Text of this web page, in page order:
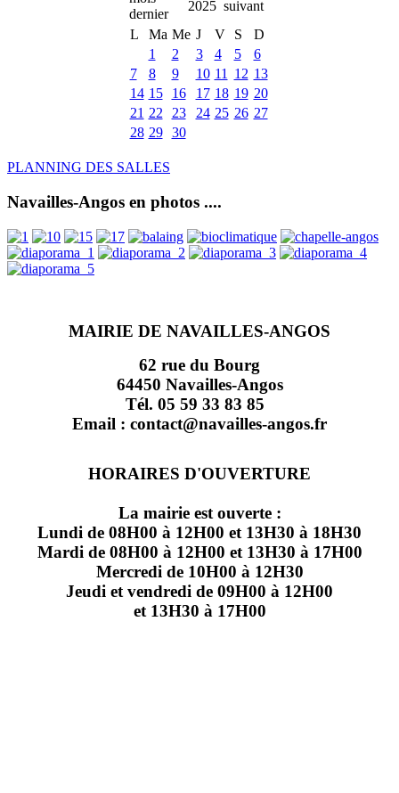
2025
L
Ma Me J V S
D
1
2 3 4 5
6
7
8 9 10 11 12 13
14 15 16 17 18 19 20
21 22 23 24 25 26 27
28 29 30
PLANNING DES SALLES
Navailles-Angos en photos ....
MAIRIE DE NAVAILLES-ANGOS
62 rue du Bourg
64450 Navailles-Angos
Tél. 05 59 33 83 85
Email : contact@navailles-angos.fr
HORAIRES D'OUVERTURE
La mairie est ouverte :
Lundi de 08H00 à 12H00 et 13H30 à 18H30
Mardi de 08H00 à 12H00 et 13H30 à 17H00
Mercredi de 10H00 à 12H30
Jeudi et vendredi de 09H00 à 12H00
et 13H30 à 17H00